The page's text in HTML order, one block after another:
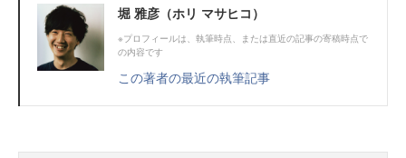
堀 雅彦（ホリ マサヒコ）
※プロフィールは、執筆時点、または直近の記事の寄稿時点で
の内容です
この著者の最近の執筆記事